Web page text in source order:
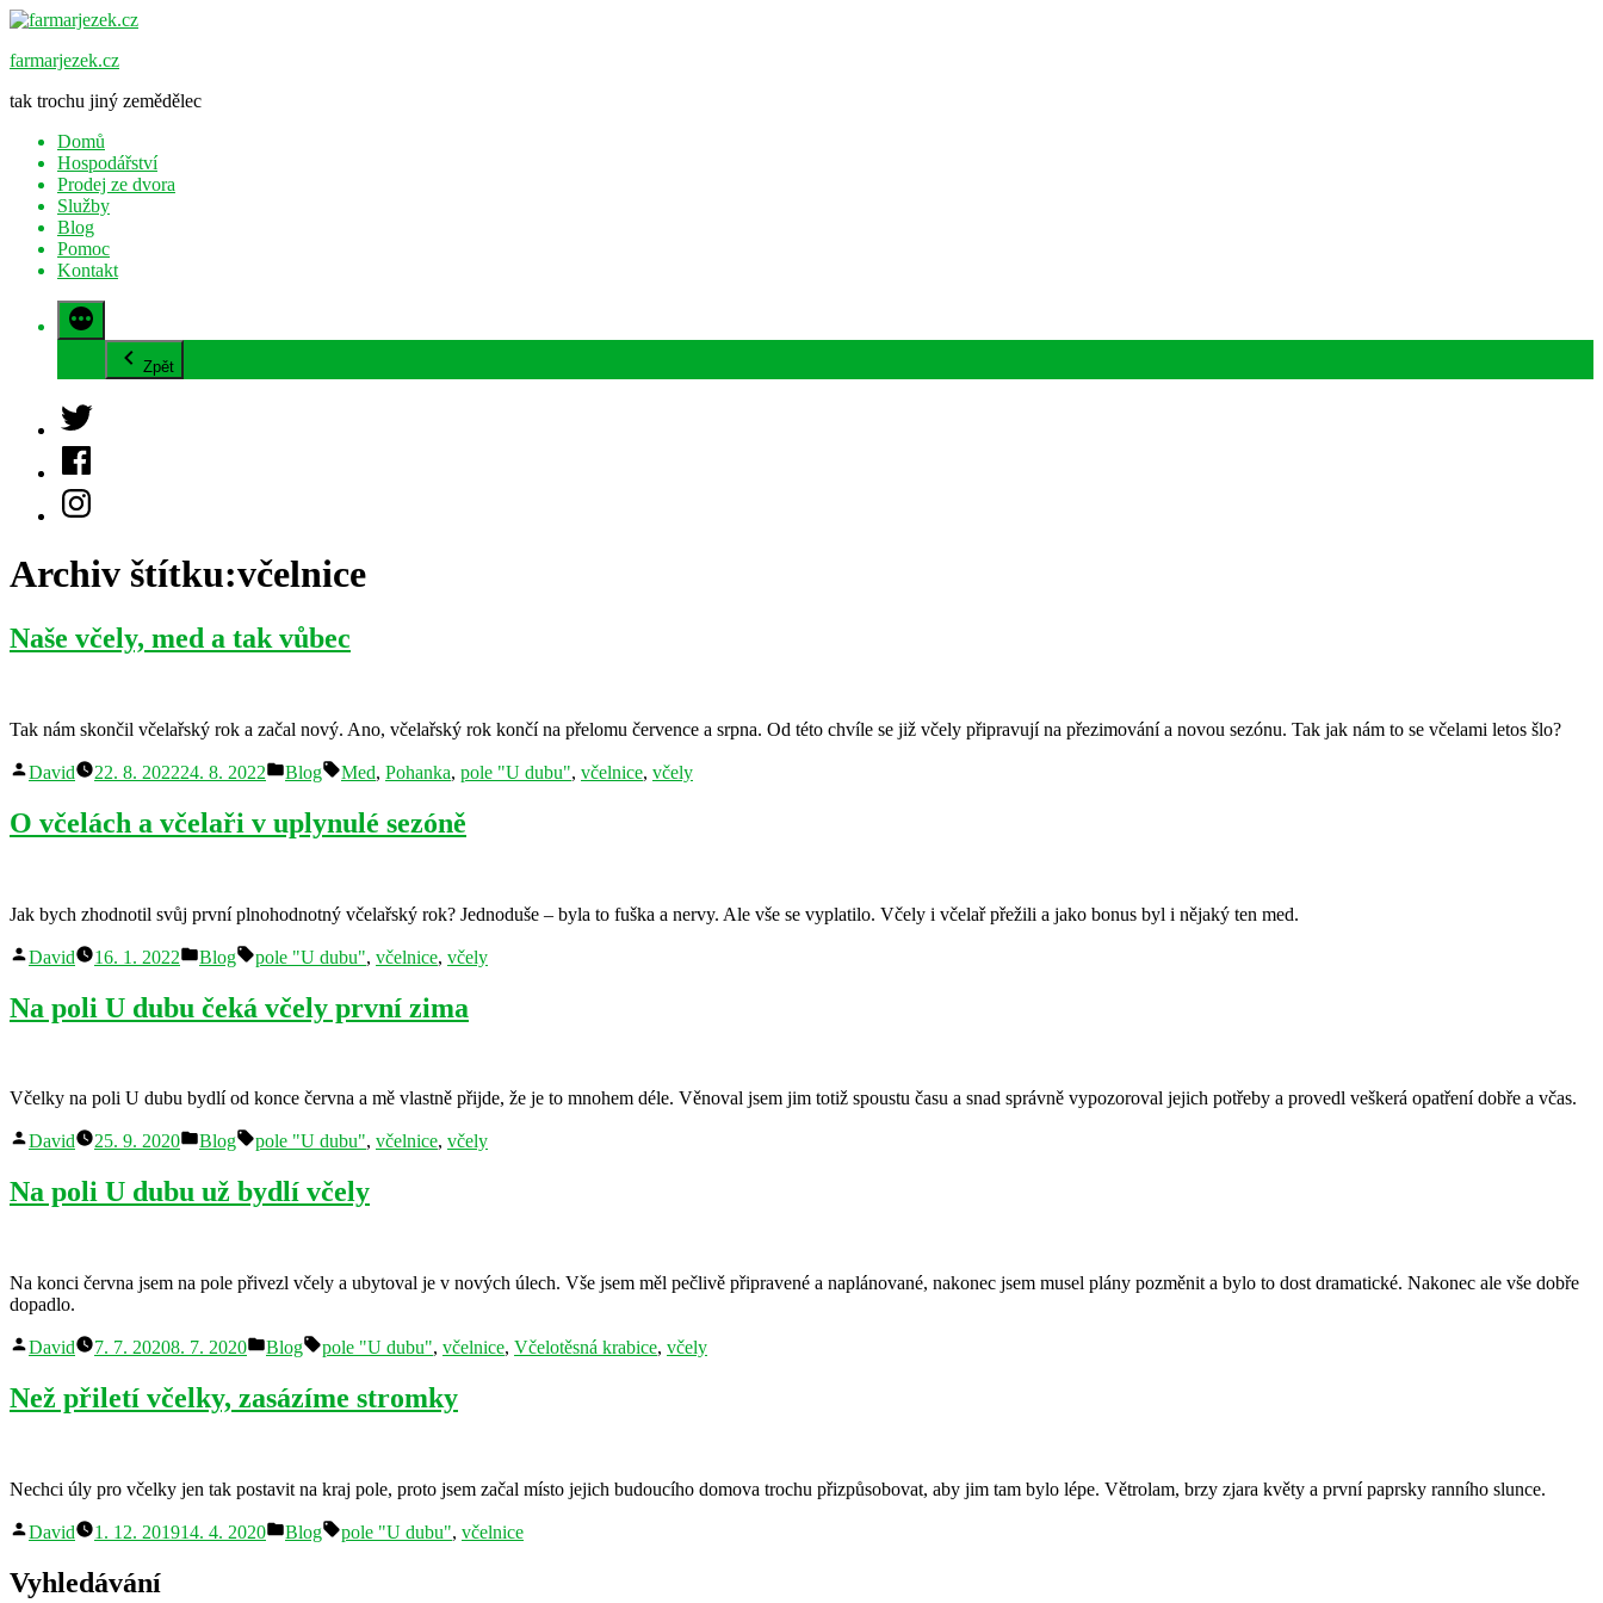
Přejít
obsahu
farmarjezek.cz
tak trochu jiný zemědělec
Domů
Hospodářství
Prodej ze dvora
Služby
Blog
Pomoc
Kontakt
Zpět
Twitter
Facebook
Instagram
Archiv štítku:včelnice
Naše včely, med a tak vůbec
Tak nám skončil včelařský rok a začal nový. Ano, včelařský rok končí na přelomu července a srpna. Od této chvíle se již včely připravují na přezimování a novou sezónu. Tak jak nám to se včelami letos šlo?
Autor
David 22. 8. 202224. 8. 2022
Publikováno
Blog Štítky:
Med, Pohanka, pole "U dubu", včelnice, včely
O včelách a včelaři v uplynulé sezóně
Jak bych zhodnotil svůj první plnohodnotný včelařský rok? Jednoduše – byla to fuška a nervy. Ale vše se vyplatilo. Včely i včelař přežili a jako bonus byl i nějaký ten med.
Autor
David 16. 1. 2022
Publikováno
Blog Štítky:
pole "U dubu", včelnice, včely
Na poli U dubu čeká včely první zima
Včelky na poli U dubu bydlí od konce června a mě vlastně přijde, že je to mnohem déle. Věnoval jsem jim totiž spoustu času a snad správně vypozoroval jejich potřeby a provedl veškerá opatření dobře a včas.
Autor
David 25. 9. 2020
Publikováno
Blog Štítky:
pole "U dubu", včelnice, včely
Na poli U dubu už bydlí včely
Na konci června jsem na pole přivezl včely a ubytoval je v nových úlech. Vše jsem měl pečlivě připravené a naplánované, nakonec jsem musel plány pozměnit a bylo to dost dramatické. Nakonec ale vše dobře
dopadlo.
Autor
David 7. 7. 20208. 7. 2020
Publikováno
Blog Štítky:
pole "U dubu", včelnice, Včelotěsná krabice, včely
Než přiletí včelky, zasázíme stromky
Nechci úly pro včelky jen tak postavit na kraj pole, proto jsem začal místo jejich budoucího domova trochu přizpůsobovat, aby jim tam bylo lépe. Větrolam, brzy zjara květy a první paprsky ranního slunce.
Autor
David 1. 12. 201914. 4. 2020
Publikováno
Blog Štítky:
pole "U dubu", včelnice
Vyhledávání